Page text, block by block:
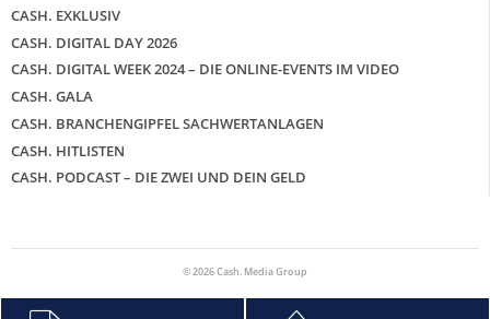
CASH. EXKLUSIV
CASH. DIGITAL DAY 2026
CASH. DIGITAL WEEK 2024 – DIE ONLINE-EVENTS IM VIDEO
CASH. GALA
CASH. BRANCHENGIPFEL SACHWERTANLAGEN
CASH. HITLISTEN
CASH. PODCAST – DIE ZWEI UND DEIN GELD
© 2026 Cash. Media Group